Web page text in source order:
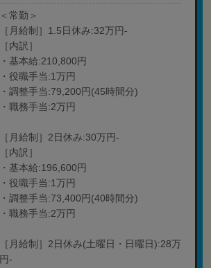
＜常勤＞
［月給制］1.5日休み:32万円-
［内訳］
・基本給:210,800円
・役職手当:1万円
・調整手当:79,200円(45時間分)
・職務手当:2万円
［月給制］2日休み:30万円-
［内訳］
・基本給:196,600円
・役職手当:1万円
・調整手当:73,400円(40時間分)
・職務手当:2万円
［月給制］2日休み(土曜日・日曜日):28万
円-